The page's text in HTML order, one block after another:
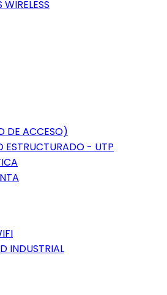
WIRELESS
DE ACCESO)
ESTRUCTURADO - UTP
INDUSTRIAL